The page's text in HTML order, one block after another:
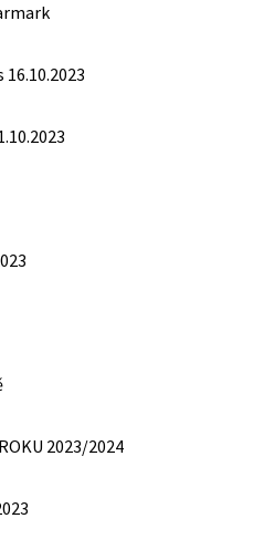
2023/2024